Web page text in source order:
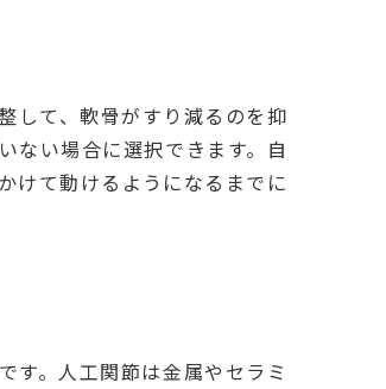
して、軟骨がすり減るのを抑
ない場合に選択できます。自
けて動けるようになるまでに
す。人工関節は金属やセラミ